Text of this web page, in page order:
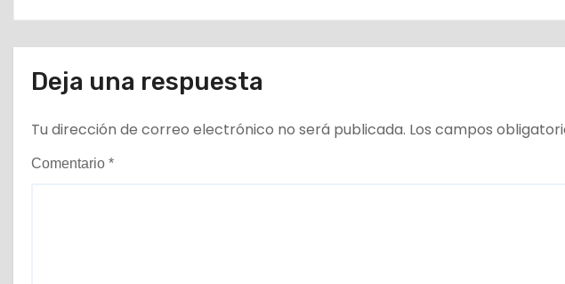
r
a
d
a
Deja una respuesta
Tu dirección de correo electrónico no será publicada. Los campos
Comentario *